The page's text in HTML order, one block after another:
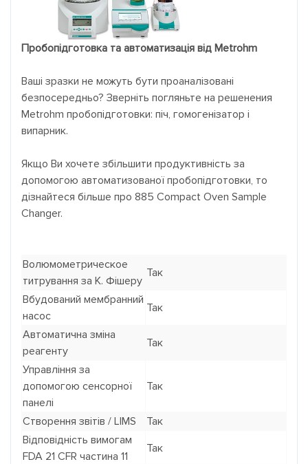
Пробопідготовка та автоматизація від Metrohm
Ваші зразки не можуть бути проаналізовані
безпосередньо? Зверніть погляньте на решенения
Metrohm пробопідготовки: піч, гомогенізатор і
випарник.
Якщо Ви хочете збільшити продуктивність за
допомогою автоматизованої пробопідготовки, то
дізнайтеся більше про 885 Compact Oven Sample
Changer.
Волюмометрическое
титрування за К. Фішеру
Так
Вбудований мембранний
насос
Так
Автоматична зміна
реагенту
Так
Управління за
допомогою сенсорної
панелі
Так
Створення звітів / LIMS
Так
Відповідність вимогам
FDA 21 CFR частина 11
Так